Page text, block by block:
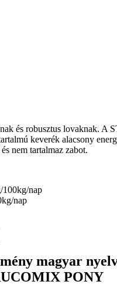
és robusztus lovaknak. A
keverék alacsony
nem tartalmaz zabot.
100kg/nap
nap
magyar
PONY